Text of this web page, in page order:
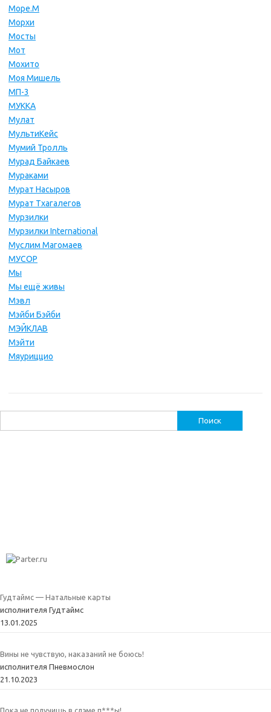
Море.М
Морхи
Мосты
Мот
Мохито
Моя Мишель
МП-3
МУККА
Мулат
МультиКейс
Мумий Тролль
Мурад Байкаев
Мураками
Мурат Насыров
Мурат Тхагалегов
Мурзилки
Мурзилки International
Муслим Магомаев
МУСОР
Мы
Мы ещё живы
Мэвл
Мэйби Бэйби
МЭЙКЛАВ
Мэйти
Мяуриццио
Гудтаймс — Натальные карты
исполнителя Гудтаймс
13.01.2025
Вины не чувствую, наказаний не боюсь!
исполнителя Пневмослон
21.10.2023
Пока не получишь в слэме п***ы!